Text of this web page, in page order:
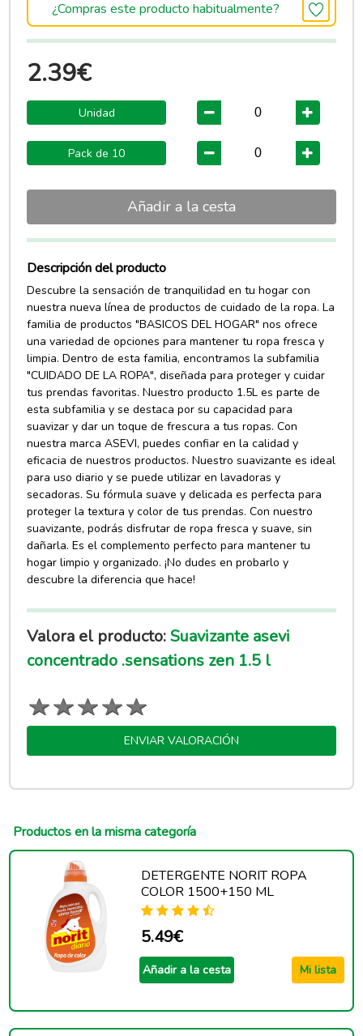
¿Compras este producto habitualmente?
2.39€
Unidad
Pack de 10
Añadir a la cesta
Descripción del producto
Descubre la sensación de tranquilidad en tu hogar con
nuestra nueva línea de productos de cuidado de la ropa. La
familia de productos "BASICOS DEL HOGAR" nos ofrece
una variedad de opciones para mantener tu ropa fresca y
limpia. Dentro de esta familia, encontramos la subfamilia
"CUIDADO DE LA ROPA", diseñada para proteger y cuidar
tus prendas favoritas. Nuestro producto 1.5L es parte de
esta subfamilia y se destaca por su capacidad para
suavizar y dar un toque de frescura a tus ropas. Con
nuestra marca ASEVI, puedes confiar en la calidad y
eficacia de nuestros productos. Nuestro suavizante es ideal
para uso diario y se puede utilizar en lavadoras y
secadoras. Su fórmula suave y delicada es perfecta para
proteger la textura y color de tus prendas. Con nuestro
suavizante, podrás disfrutar de ropa fresca y suave, sin
dañarla. Es el complemento perfecto para mantener tu
hogar limpio y organizado. ¡No dudes en probarlo y
descubre la diferencia que hace!
Valora el producto:Suavizante asevi
concentrado .sensations zen 1.5 l
ENVIAR VALORACIÓN
Productos en la misma categoría
DETERGENTE NORIT ROPA
COLOR 1500+150 ML
5.49€
Añadir a la cesta Mi lista